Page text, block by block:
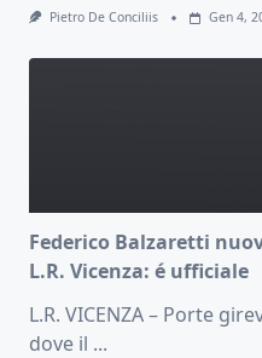
Pietro De Conciliis Gen 4,
Federico Balzaretti
L.R. Vicenza: é ufficiale
L.R. VICENZA – Porte
dove il ...